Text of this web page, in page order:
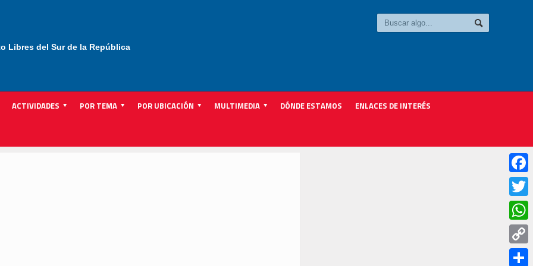
Libres del Sur de la República
ACTIVIDADES POR TEMA POR UBICACIÓN MULTIMEDIA DÓNDE ESTAMOS ENLACES DE INTERÉS
Twitter
Copy